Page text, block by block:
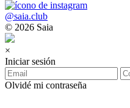
@saia.club
© 2026 Saia
×
Iniciar sesión
Olvidé mi contraseña